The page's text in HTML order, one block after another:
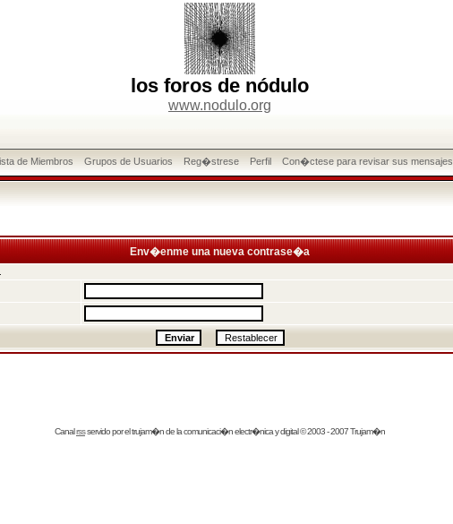
los foros de nódulo
www.nodulo.org
de Miembros Grupos de Usuarios Reg�strese Perfil Con�ctese para revisar sus mensajes
Env�enme una nueva contrase�a
Canalrssservido por eltrujam�nde la comunicaci�n electr�nica y digital © 2003 - 2007 Trujam�n